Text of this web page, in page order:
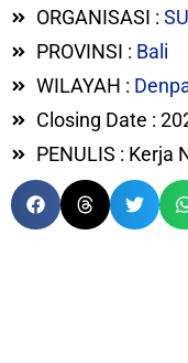
ORGANISASI :
PROVINSI : Bali
WILAYAH :
Closing Date :
PENULIS : Kerja